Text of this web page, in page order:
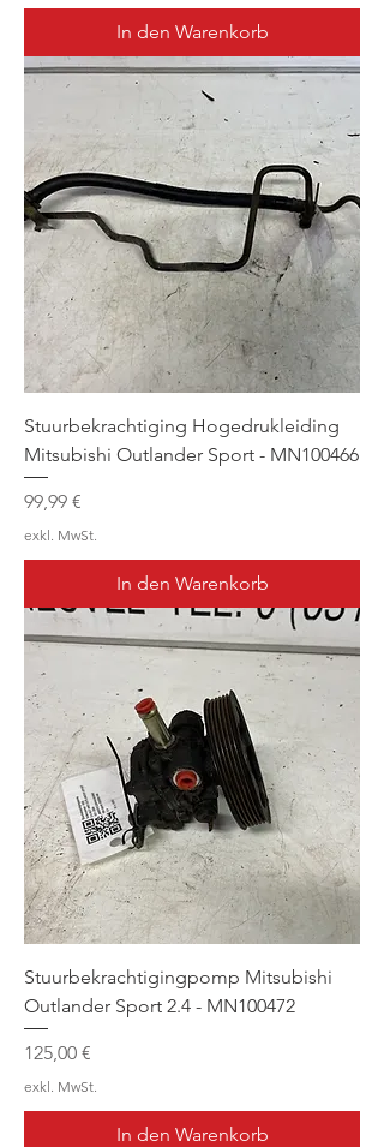
In den Warenkorb
Stuurbekrachtiging Hogedrukleiding
Mitsubishi Outlander Sport - MN100466
Preis
99,99 €
exkl. MwSt.
In den Warenkorb
Stuurbekrachtigingpomp Mitsubishi
Outlander Sport 2.4 - MN100472
Preis
125,00 €
exkl. MwSt.
In den Warenkorb